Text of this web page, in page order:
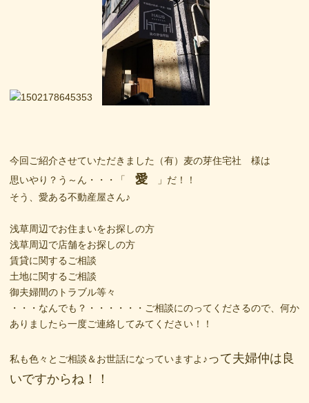
今回ご紹介させていただきました（有）麦の芽住宅社 様は
思いやり？う～ん・・・「 愛 」だ！！
そう、愛ある不動産屋さん♪
浅草周辺でお住まいをお探しの方
浅草周辺で店舗をお探しの方
賃貸に関するご相談
土地に関するご相談
御夫婦間のトラブル等々
・・・なんでも？・・・・・・ご相談にのってくださるので、何か
ありましたら一度ご連絡してみてください！！
私も色々とご相談＆お世話になっていますよ♪って夫婦仲は良
いですからね！！